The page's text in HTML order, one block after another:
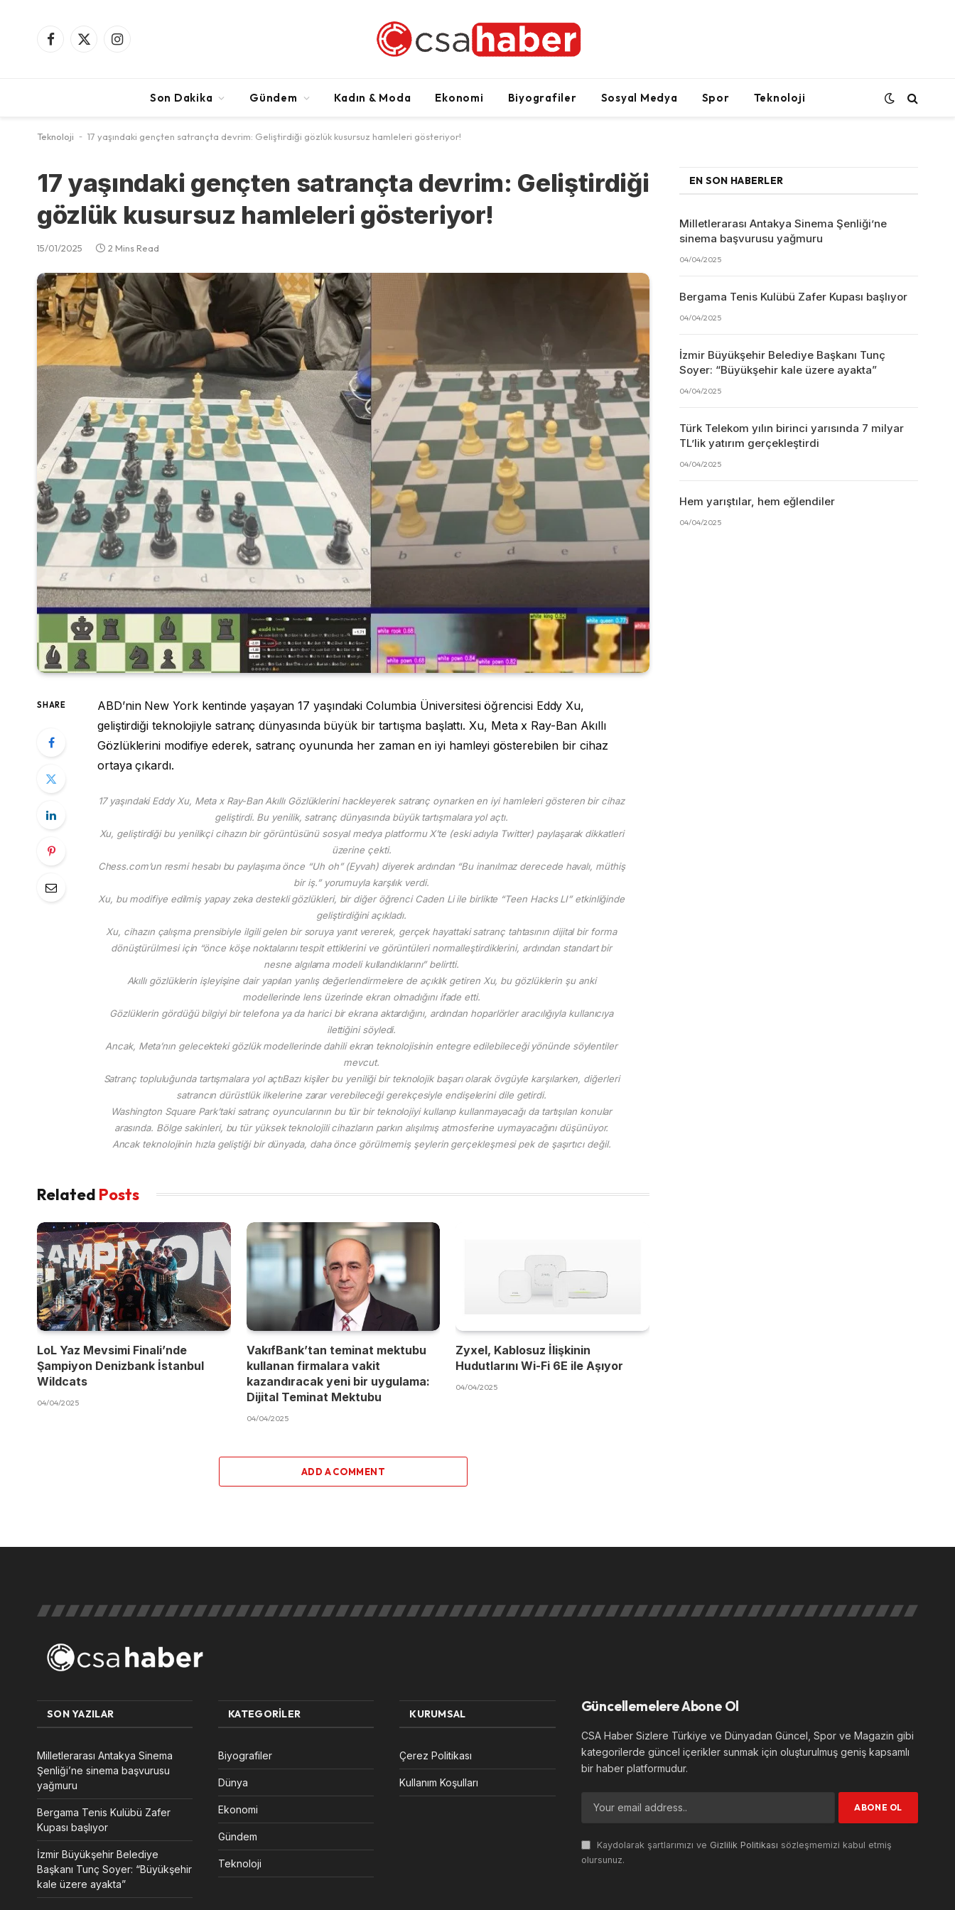
Facebook
X
Instagram
Son Dakika Gündem Kadın & Moda Ekonomi Biyografiler Sosyal Medya Spor Teknoloji
Teknoloji - 17 yaşındaki gençten satrançta devrim: Geliştirdiği gözlük kusursuz hamleleri gösteriyor!
17 yaşındaki gençten satrançta devrim: Geliştirdiği
gözlük kusursuz hamleleri gösteriyor!
15/01/2025 2 Mins Read
SHARE
ABD’nin New York kentinde yaşayan 17 yaşındaki Columbia Üniversitesi öğrencisi Eddy Xu,
geliştirdiği teknolojiyle satranç dünyasında büyük bir tartışma başlattı. Xu, Meta x Ray-Ban Akıllı
Gözlüklerini modifiye ederek, satranç oyununda her zaman en iyi hamleyi gösterebilen bir cihaz
ortaya çıkardı.
17 yaşındaki Eddy Xu, Meta x Ray-Ban Akıllı Gözlüklerini hackleyerek satranç oynarken en iyi hamleleri gösteren bir cihaz
geliştirdi. Bu yenilik, satranç dünyasında büyük tartışmalara yol açtı.
Xu, geliştirdiği bu yenilikçi cihazın bir görüntüsünü sosyal medya platformu X’te (eski adıyla Twitter) paylaşarak dikkatleri
üzerine çekti.
Chess.com’un resmi hesabı bu paylaşıma önce “Uh oh” (Eyvah) diyerek ardından “Bu inanılmaz derecede havalı, müthiş
bir iş.” yorumuyla karşılık verdi.
Xu, bu modifiye edilmiş yapay zeka destekli gözlükleri, bir diğer öğrenci Caden Li ile birlikte “Teen Hacks LI” etkinliğinde
geliştirdiğini açıkladı.
Xu, cihazın çalışma prensibiyle ilgili gelen bir soruya yanıt vererek, gerçek hayattaki satranç tahtasının dijital bir forma
dönüştürülmesi için “önce köşe noktalarını tespit ettiklerini ve görüntüleri normalleştirdiklerini, ardından standart bir
nesne algılama modeli kullandıklarını” belirtti.
Akıllı gözlüklerin işleyişine dair yapılan yanlış değerlendirmelere de açıklık getiren Xu, bu gözlüklerin şu anki
modellerinde lens üzerinde ekran olmadığını ifade etti.
Gözlüklerin gördüğü bilgiyi bir telefona ya da harici bir ekrana aktardığını, ardından hoparlörler aracılığıyla kullanıcıya
ilettiğini söyledi.
Ancak, Meta’nın gelecekteki gözlük modellerinde dahili ekran teknolojisinin entegre edilebileceği yönünde söylentiler
mevcut.
Satranç topluluğunda tartışmalara yol açtıBazı kişiler bu yeniliği bir teknolojik başarı olarak övgüyle karşılarken, diğerleri
satrancın dürüstlük ilkelerine zarar verebileceği gerekçesiyle endişelerini dile getirdi.
Washington Square Park’taki satranç oyuncularının bu tür bir teknolojiyi kullanıp kullanmayacağı da tartışılan konular
arasında. Bölge sakinleri, bu tür yüksek teknolojili cihazların parkın alışılmış atmosferine uymayacağını düşünüyor.
Ancak teknolojinin hızla geliştiği bir dünyada, daha önce görülmemiş şeylerin gerçekleşmesi pek de şaşırtıcı değil.
Related Posts
LoL Yaz Mevsimi Finali’nde
Şampiyon Denizbank İstanbul
Wildcats
04/04/2025
VakıfBank’tan teminat mektubu
kullanan firmalara vakit
kazandıracak yeni bir uygulama:
Dijital Teminat Mektubu
04/04/2025
Zyxel, Kablosuz İlişkinin
Hudutlarını Wi-Fi 6E ile Aşıyor
04/04/2025
ADD A COMMENT
EN SON HABERLER
Milletlerarası Antakya Sinema Şenliği’ne
sinema başvurusu yağmuru
04/04/2025
Bergama Tenis Kulübü Zafer Kupası başlıyor
04/04/2025
İzmir Büyükşehir Belediye Başkanı Tunç
Soyer: “Büyükşehir kale üzere ayakta”
04/04/2025
Türk Telekom yılın birinci yarısında 7 milyar
TL’lik yatırım gerçekleştirdi
04/04/2025
Hem yarıştılar, hem eğlendiler
04/04/2025
SON YAZILAR
Milletlerarası Antakya Sinema
Şenliği’ne sinema başvurusu
yağmuru
Bergama Tenis Kulübü Zafer
Kupası başlıyor
İzmir Büyükşehir Belediye
Başkanı Tunç Soyer: “Büyükşehir
kale üzere ayakta”
KATEGORILER
Biyografiler
Dünya
Ekonomi
Gündem
Teknoloji
KURUMSAL
Çerez Politikası
Kullanım Koşulları
Güncellemelere Abone Ol
CSA Haber Sizlere Türkiye ve Dünyadan Güncel, Spor ve Magazin gibi
kategorilerde güncel içerikler sunmak için oluşturulmuş geniş kapsamlı
bir haber platformudur.
Kaydolarak şartlarımızı ve Gizlilik Politikası sözleşmemizi kabul etmiş
olursunuz.